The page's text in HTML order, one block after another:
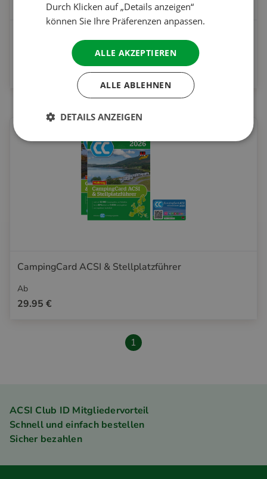
CampingCard ACSI & Stellplatzführer
Ab
29.95 €
1
ACSI Club ID Mitgliedervorteil
Schnell und einfach bestellen
Sicher bezahlen
Durch Klicken auf „Details anzeigen“
können Sie Ihre Präferenzen anpassen.
ALLE AKZEPTIEREN
ALLE ABLEHNEN
DETAILS ANZEIGEN